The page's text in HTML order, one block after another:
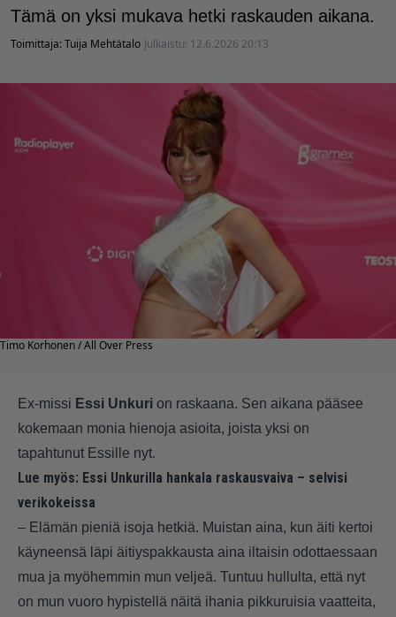
Tämä on yksi mukava hetki raskauden aikana.
Toimittaja:Tuija Mehtätalo Julkaistu: 12.6.2026 20:13
Timo Korhonen / All Over Press
Ex-missi Essi Unkuri on raskaana. Sen aikana pääsee
kokemaan monia hienoja asioita, joista yksi on
tapahtunut Essille nyt.
Lue myös: Essi Unkurilla hankala raskausvaiva – selvisi
verikokeissa
– Elämän pieniä isoja hetkiä. Muistan aina, kun äiti kertoi
käyneensä läpi äitiyspakkausta aina iltaisin odottaessaan
mua ja myöhemmin mun veljeä. Tuntuu hullulta, että nyt
on mun vuoro hypistellä näitä ihania pikkuruisia vaatteita,